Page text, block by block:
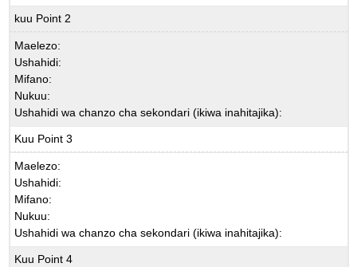
kuu Point 2
Maelezo:
Ushahidi:
Mifano:
Nukuu:
Ushahidi wa chanzo cha sekondari (ikiwa inahitajika):
Kuu Point 3
Maelezo:
Ushahidi:
Mifano:
Nukuu:
Ushahidi wa chanzo cha sekondari (ikiwa inahitajika):
Kuu Point 4